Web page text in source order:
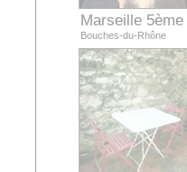
Marseille 5ème
Bouches-du-Rhône